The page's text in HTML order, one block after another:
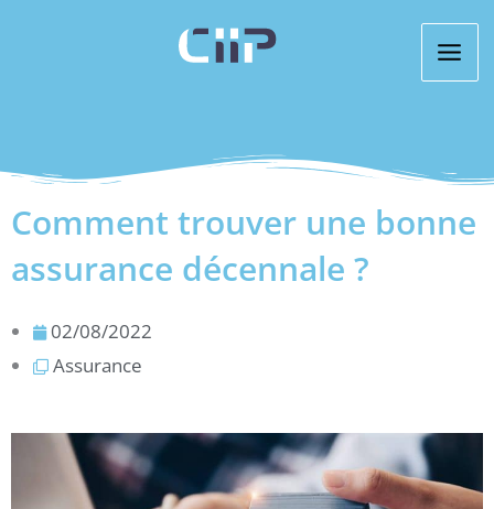
Comment trouver une bonne
assurance décennale ?
02/08/2022
Assurance